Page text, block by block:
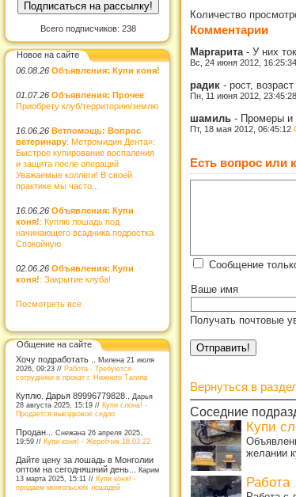
Всего подписчиков: 238
Новое на сайте
06.08.26 Объявления: Купи коня!
01.07.26 Объявления: Прочее:
Приобрету клуб/территорию/землю
16.06.26 Ветпомощь: Вопрос
ветеринару: Метромидин Дента»:
Быстрое купирование воспаления
и защита после операций
Уважаемые коллеги! В своей
практике мы часто...
16.06.26 Объявления: Купи
коня!: Куплю лошадь под
начинающего всадника подростка.
Спокойную
02.06.26 Объявления: Купи
коня!: Закрытие клуба!
Посмотреть все
Общение на сайте
Хочу подработать .. Милена 21 июля
2026, 09:23 // Работа - Требуются
сотрудники в прокат г. Нижнего Тагила
Куплю. Дарья 89996779828..
Дарья
28 августа 2025, 15:19 // Купи слона! -
Продается выездковое седло
Продан... Снежана 26 апреля 2025,
19:59 // Купи коня! - Жеребчик.18.03.22
Дайте цену за лошадь в Монголии
оптом на сегодняшний день... Карим
13 марта 2025, 15:11 // Купи коня! -
продаем монгольских лошадей
Количество
Комментарии
Маргарита - У них
Вс, 24 июня 2012, 16:25:34
радик - рост,
Пн, 11 июня 2012, 23:45:28
шамиль - Промеры и
Пт, 18 мая 2012, 06:45:12
Есть вопрос или
Сообщение
Ваше имя
Получать почтовые
Вернуться в
Соседние
Купи
желании
Работа